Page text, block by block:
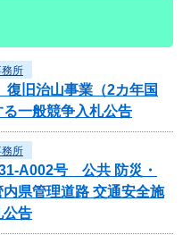
所
旧治山事業（2カ年国
一般競争入札公告
所
A002号 公共 防災・
県管理道路 交通安全施
公告